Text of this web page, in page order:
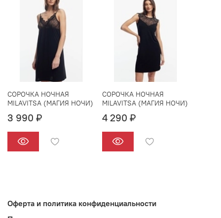
СОРОЧКА НОЧНАЯ
MILAVITSA (МАГИЯ НОЧИ)
3 990 ₽
СОРОЧКА НОЧНАЯ
MILAVITSA (МАГИЯ НОЧИ)
4 290 ₽
Оферта и политика конфиденциальности